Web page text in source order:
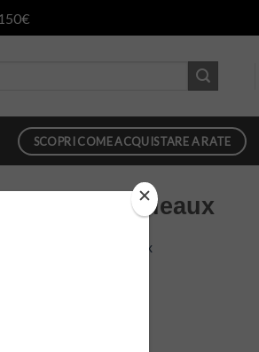
SCOPRI COME ACQUISTARE A RATE
greta bordeaux
67 greta bordeaux